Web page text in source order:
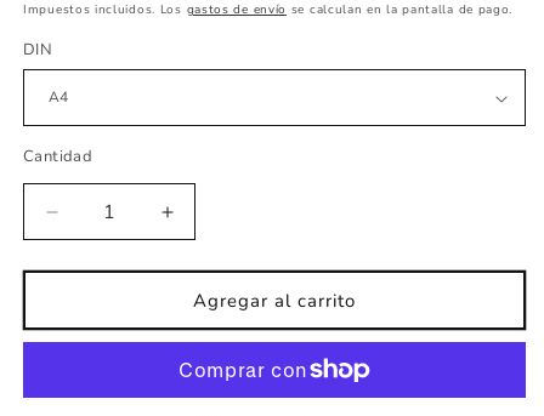
Impuestos incluidos. Los gastos de envío se calculan en la pantalla de pago.
DIN
Cantidad
Reducir
cantidad
para
infantil
Osito
Aumentar
cantidad
para
Lámina
infantil
Osito
cariñoso
Agregar al carrito